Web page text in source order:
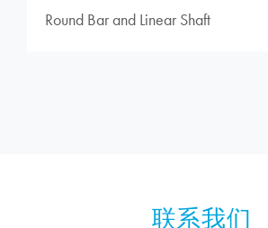
Round Bar and Linear Shaft